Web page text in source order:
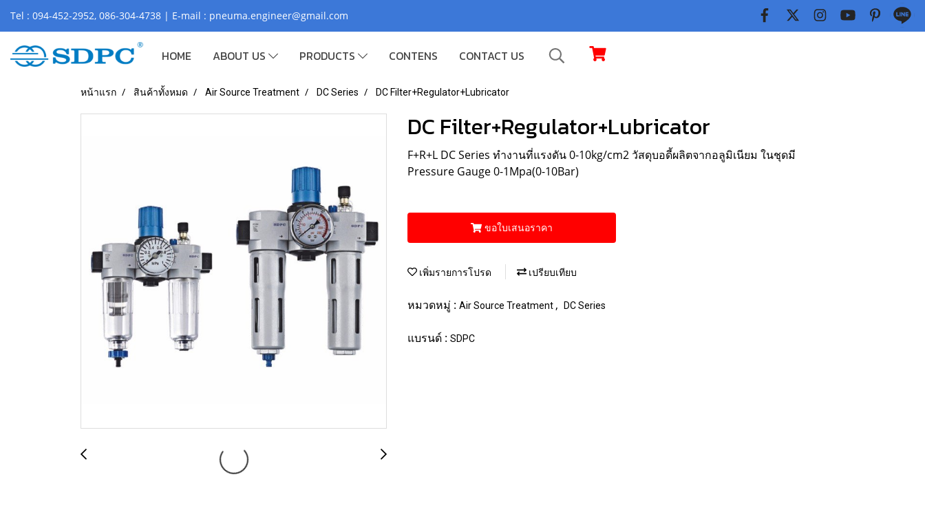
Tel : 094-452-2952, 086-304-4738 | E-mail : pneuma.engineer@gmail.com
HOME ABOUT US PRODUCTS CONTENS CONTACT US
หน้าแรก สินค้าทั้งหมด Air Source Treatment DC Series DC Filter+Regulator+Lubricator
DC Filter+Regulator+Lubricator
F+R+L DC Series ทำงานที่แรงดัน 0-10kg/cm2 วัสดุบอดี้ผลิตจากอลูมิเนียม ในชุดมี
Pressure Gauge 0-1Mpa(0-10Bar)
ขอใบเสนอราคา
เพิ่มรายการโปรด เปรียบเทียบ
หมวดหมู่ : Air Source Treatment , DC Series
แบรนด์ : SDPC